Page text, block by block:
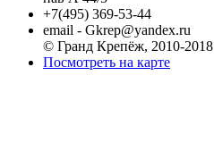
+7(495) 369-53-44
email - Gkrep@yandex.ru
© Гранд Крепёж, 2010-2018
Посмотреть на карте